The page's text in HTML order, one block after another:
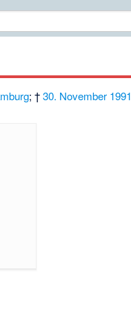
; †30. November 1991